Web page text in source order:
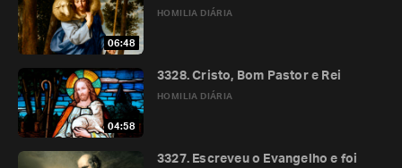
06:48
HOMILIA DIÁRIA
04:58
HOMILIA DIÁRIA
3328. Cristo, Bom Pastor e Rei
3327. Escreveu o Evangelho e foi